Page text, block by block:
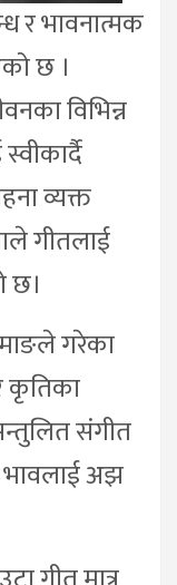
र भावनात्मक
छ ।
विभिन्न
व्यक्त
गीतलाई
छ।
गरेका
कृतिका
संगीत
भावलाई अझ